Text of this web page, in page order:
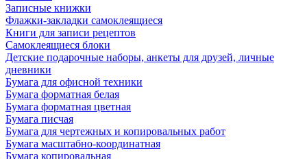
Записные книжки
Флажки-закладки самоклеящиеся
Книги для записи рецептов
Самоклеящиеся блоки
Детские подарочные наборы, анкеты для друзей, личные
дневники
Бумага для офисной техники
Бумага форматная белая
Бумага форматная цветная
Бумага писчая
Бумага для чертежных и копировальных работ
Бумага масштабно-координатная
Бумага копировальная